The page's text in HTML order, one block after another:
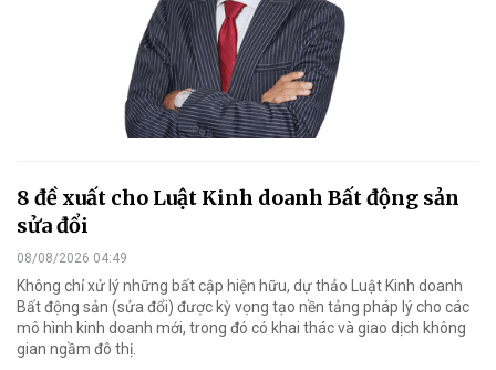
8 đề xuất cho Luật Kinh doanh Bất động sản
sửa đổi
08/08/2026 04:49
Không chỉ xử lý những bất cập hiện hữu, dự thảo Luật Kinh doanh
Bất động sản (sửa đổi) được kỳ vọng tạo nền tảng pháp lý cho các
mô hình kinh doanh mới, trong đó có khai thác và giao dịch không
gian ngầm đô thị.